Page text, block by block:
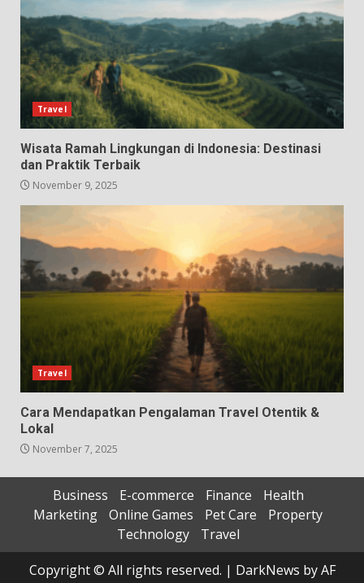
Travel
Wisata Ramah Lingkungan di Indonesia: Destinasi
dan Praktik Terbaik
November 9, 2025
Travel
Cara Mendapatkan Pengalaman Travel Otentik &
Lokal
November 7, 2025
Business E-commerce Finance
Health
Marketing
Online Games Pet Care
Property
Technology
Travel
Copyright © All rights reserved. | DarkNews by AF